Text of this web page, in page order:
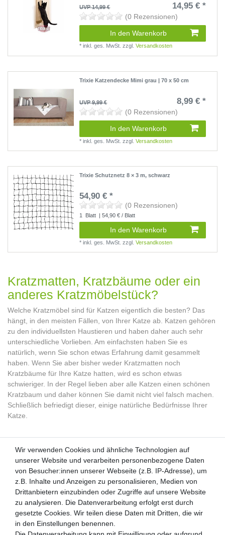
UVP 14,99 € 14,95 € *
(0 Rezensionen)
In den Warenkorb
*inkl. ges. MwSt. zzgl.Versandkosten
Trixie Katzendecke Mimi grau | 70 x 50 cm
UVP 9,99 € 8,99 € *
(0 Rezensionen)
In den Warenkorb
*inkl. ges. MwSt. zzgl.Versandkosten
Trixie Schutznetz 8 × 3 m, schwarz
54,90 € *
(0 Rezensionen)
1 Blatt | 54,90 € / Blatt
In den Warenkorb
*inkl. ges. MwSt. zzgl.Versandkosten
Kratzmatten, Kratzbäume oder ein
anderes Kratzmöbelstück?
Welche Kratzmöbel sind für Katzen eigentlich die besten? Das
hängt, in den meisten Fällen, von Ihrer Katze ab. Katzen gehören
zu den individuellsten Haustieren und haben daher auch sehr
unterschiedliche Vorlieben. Am einfachsten haben Sie es
natürlich, wenn Sie schon etwas Erfahrung damit gesammelt
haben. Wenn Sie aber bisher weder Kratzmatten noch
Kratzbäume für Ihre Katze hatten, wird es schon etwas
schwieriger. In der Regel lieben aber alle Katzen einen schönen
Kratzbaum und daher können Sie damit nicht viel falsch machen.
Schließlich befriedigt dieser, einige natürliche Bedürfnisse Ihrer
Katze.
Kunden-Anfragen: info@zooheld.de
Über uns
Zahlung und Versand
Retouren
Wir verwenden Cookies und ähnliche Technologien auf
unserer Website und verarbeiten personenbezogene Daten
von Besucher:innen unserer Webseite (z.B. IP-Adresse), um
z.B. Inhalte und Anzeigen zu personalisieren, Medien von
Drittanbietern einzubinden oder Zugriffe auf unsere Website
zu analysieren. Die Datenverarbeitung erfolgt erst durch
gesetzte Cookies. Wir teilen diese Daten mit Dritten, die wir
in den Einstellungen benennen.
Wir verwenden Cookies und ähnliche Technologien auf
unserer Website und verarbeiten personenbezogene Daten
von Besucher:innen unserer Webseite (z.B. IP-Adresse), um
z.B. Inhalte und Anzeigen zu personalisieren, Medien von
Drittanbietern einzubinden oder Zugriffe auf unsere Website
zu analysieren. Die Datenverarbeitung erfolgt erst durch
gesetzte Cookies. Wir teilen diese Daten mit Dritten, die wir
in den Einstellungen benennen.